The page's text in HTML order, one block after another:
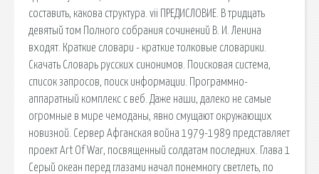
составить, какова структура. vii ПРЕДИСЛОВИЕ. В тридцать
девятый том Полного собрания сочинений В. И. Ленина
входят. Краткие словари - краткие толковые словарики.
Скачать Словарь русских синонимов. Поисковая сиcтема,
список запросов, поиск информации. Программно-
аппаратный комплекс с веб. Даже наши, далеко не самые
огромные в мире чемоданы, явно смущают окружающих
новизной. Сервер Афганская война 1979-1989 представляет
проект Art Of War, посвященный солдатам последних. Глава 1
Серый океан перед глазами начал понемногу светлеть, по